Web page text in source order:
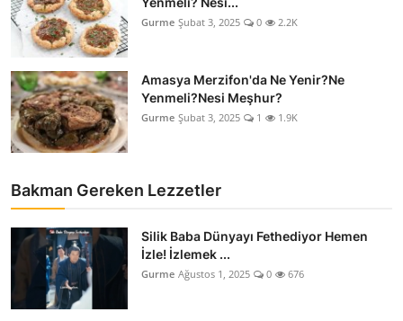
Gurme Şubat 3, 2025 0 2.2K
Amasya Merzifon'da Ne Yenir?Ne
Yenmeli?Nesi Meşhur?
Gurme Şubat 3, 2025 1 1.9K
Bakman Gereken Lezzetler
Silik Baba Dünyayı Fethediyor Hemen
İzle! İzlemek ...
Gurme Ağustos 1, 2025 0 676